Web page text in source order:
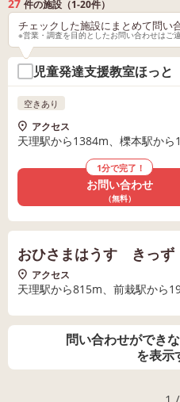
27 件の施設（1-20件）
チェックした施設にまとめて問い
※営業・調査を目的としたお問い合わせはご
児童発達支援教室ほっと
空きあり
アクセス
天理駅から1384m、櫟本駅から
1分で完了！
お問い合わせ
（無料）
おひさまはうす きっず
アクセス
天理駅から815m、前栽駅から
問い合わせができ
を表示